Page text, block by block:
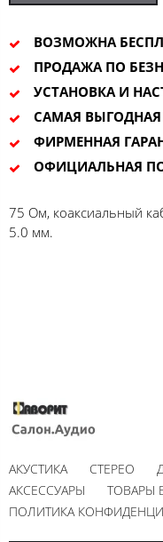
ВОЗМОЖНА
ПРОДАЖА ПО
УСТАНОВКА И
САМАЯ
ФИРМЕННАЯ
ОФИЦИАЛЬНАЯ
75 Ом, коаксиальный
5.0 мм.
АКУСТИКА СТЕРЕО
АКСЕССУАРЫ
ТОВАРЫ
ПОЛИТИКА